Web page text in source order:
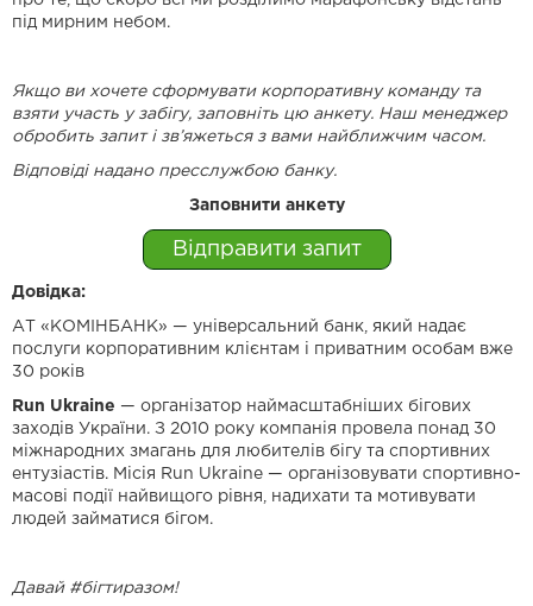
під мирним небом.
Якщо ви хочете сформувати корпоративну команду та
взяти участь у забігу, заповніть цю анкету. Наш менеджер
обробить запит і зв’яжеться з вами найближчим часом.
Відповіді надано пресслужбою банку.
Заповнити анкету
Відправити запит
Довідка:
АТ «КОМІНБАНК» — універсальний банк, який надає
послуги корпоративним клієнтам і приватним особам вже
30 років
Run Ukraine — організатор наймасштабніших бігових
заходів України. З 2010 року компанія провела понад 30
міжнародних змагань для любителів бігу та спортивних
ентузіастів. Місія Run Ukraine — організовувати спортивно-
масові події найвищого рівня, надихати та мотивувати
людей займатися бігом.
Давай #бігтиразом!